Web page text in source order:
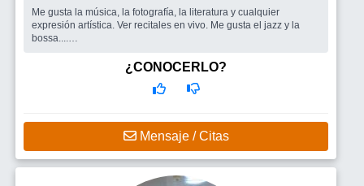
Me gusta la música, la fotografía, la literatura y cualquier
expresión artística. Ver recitales en vivo. Me gusta el jazz y la
bossa....
compartir lindos momentos.¿CONOCERLO?
Mensaje / Citas